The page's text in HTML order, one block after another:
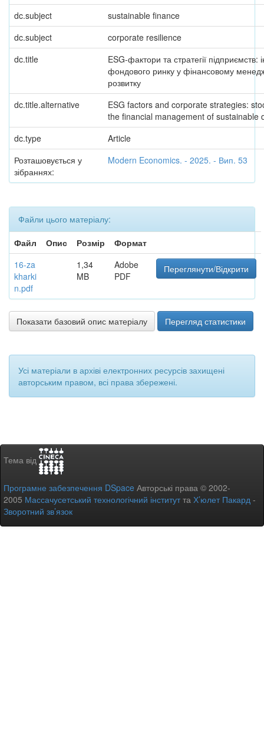
dc.subject
sustainable finance
dc.subject
corporate resilience
dc.title
ESG-фактори та стратегії підприємств:
фондового ринку у фінансовому
розвитку
dc.title.alternative
ESG factors and corporate strategies:
the financial management of sustainable
dc.type
Article
Розташовується у
зібраннях:
Modern Economics. - 2025. - Вип. 53
Файли цього матеріалу:
Файл
Опис Розмір
Формат
16-za
kharki
n.pdf
1,34
MB
Adobe
PDF
Переглянути/Відкрити
Показати базовий опис матеріалу Перегляд статистики
Усі матеріали в архіві електронних ресурсів захищені
авторським правом, всі права збережені.
Тема від
Програмне забезпечення DSpace Авторські права © 2002-
2005 Массачусетський технологічний інститутта Х’юлет Пакард -
Зворотний зв’язок